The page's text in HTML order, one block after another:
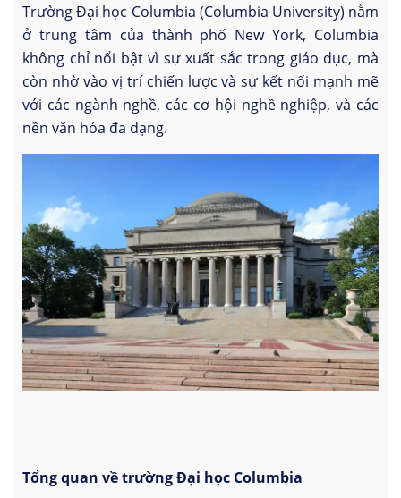
Trường Đại học Columbia (Columbia University) nằm
ở trung tâm của thành phố New York, Columbia
không chỉ nổi bật vì sự xuất sắc trong giáo dục, mà
còn nhờ vào vị trí chiến lược và sự kết nối mạnh mẽ
với các ngành nghề, các cơ hội nghề nghiệp, và các
nền văn hóa đa dạng.
Tổng quan về trường Đại học Columbia